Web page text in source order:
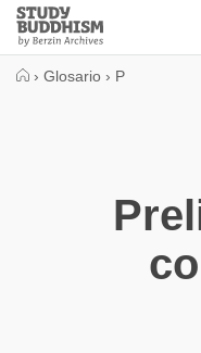
Close
Study
Buddhism
› Glosario › P